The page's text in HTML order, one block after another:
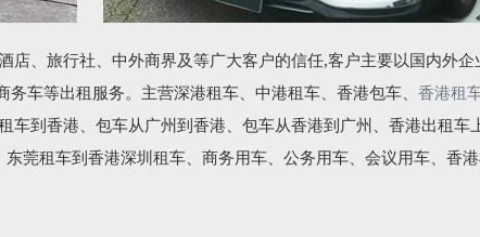
店、旅行社、中外商界及等广大客户的信任,客户主要以国内外
车等出租服务。主营深港租车、中港租车、香港包车、 香港租
到香港、包车从广州到香港、包车从香港到广州、香港出租车
莞租车到香港深圳租车、商务用车、公务用车、会议用车、香港